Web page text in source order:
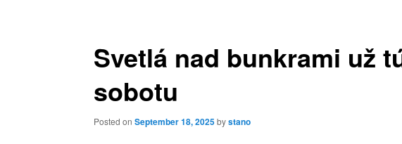
Svetlá nad bunkrami už
sobotu
Posted on September 18, 2025bystano